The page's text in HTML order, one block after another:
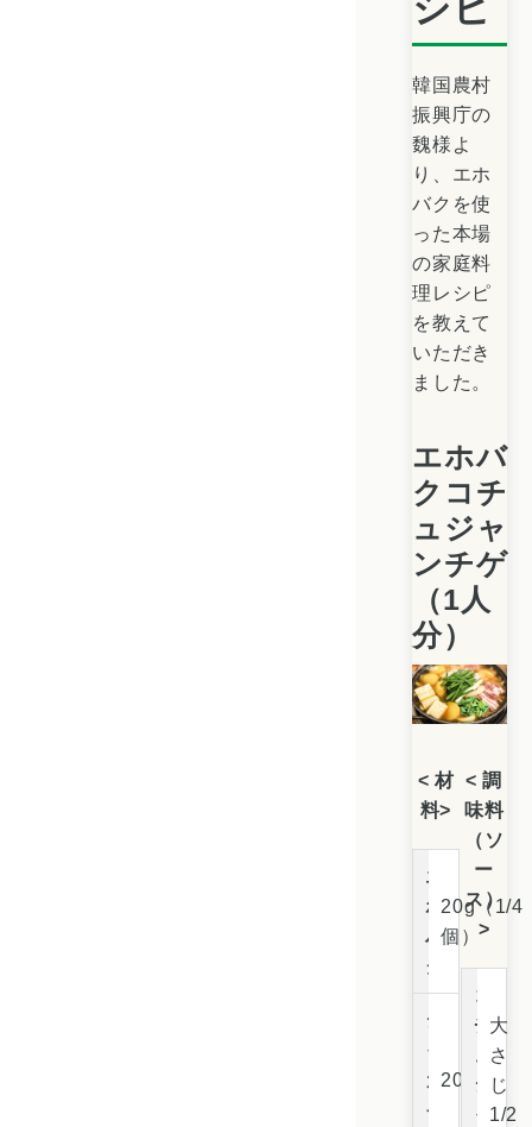
シピ
韓国農村
振興庁の
魏様よ
り、エホ
バクを使
った本場
の家庭料
理レシピ
を教えて
いただき
ました。
エホバ
クコチ
ュジャ
ンチゲ
（1人
分）
< 材
料>
エ
ホ
バ
ク
20g（1/4
個）
ジ
ャ
ガ
イ
20g
< 調
味料
（ソ
ー
ス）
>
コ
チ
ュ
ジ
ャ
大
さ
じ
1/2